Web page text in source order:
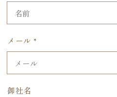
メール *
御社名